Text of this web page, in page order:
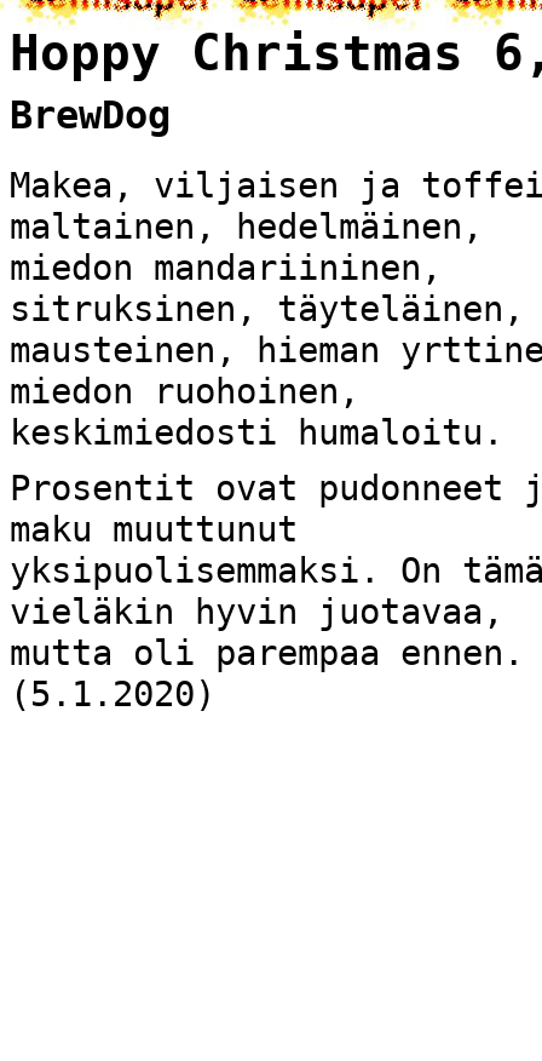
Hoppy Christmas
BrewDog
Makea, viljaisen ja
maltainen, hedelmäinen,
miedon mandariininen,
sitruksinen, täyteläinen,
mausteinen, hieman
miedon ruohoinen,
keskimiedosti humaloitu.
Prosentit ovat pudonneet
maku muuttunut
yksipuolisemmaksi. On
vieläkin hyvin juotavaa,
mutta oli parempaa ennen.
(5.1.2020)